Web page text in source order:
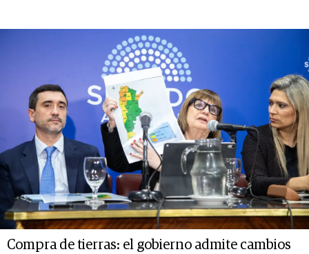
Compra de tierras: el gobierno admite cambios